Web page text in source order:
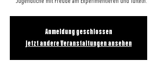
Anmeldung geschlossen
Jetzt andere Veranstaltungen ansehen